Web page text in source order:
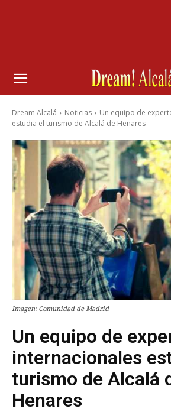
Dream Alcalá Noticias
Un equipo de
estudia el turismo de Alcalá de Henares
Imagen: Comunidad de Madrid
Un equipo de
internacionales
turismo de Alcalá
Henares